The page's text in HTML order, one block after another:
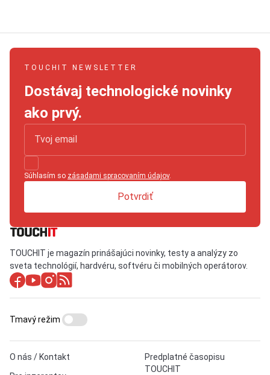
TOUCHIT NEWSLETTER
Dostávaj technologické novinky
ako prvý.
Súhlasím so zásadami spracovaním údajov.
Potvrdiť
TOUCHIT je magazín prinášajúci novinky, testy a analýzy zo
sveta technológií, hardvéru, softvéru či mobilných operátorov.
O nás / Kontakt
Predplatné časopisu
TOUCHIT
Tmavý režim